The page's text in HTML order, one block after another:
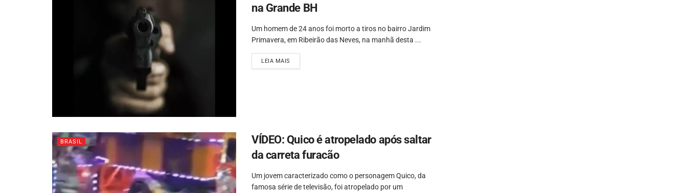
na Grande BH
Um homem de 24 anos foi morto a tiros no bairro Jardim
Primavera, em Ribeirão das Neves, na manhã desta ...
LEIA MAIS
BRASIL
VÍDEO: Quico é atropelado após saltar
da carreta furacão
Um jovem caracterizado como o personagem Quico, da
famosa série de televisão, foi atropelado por um